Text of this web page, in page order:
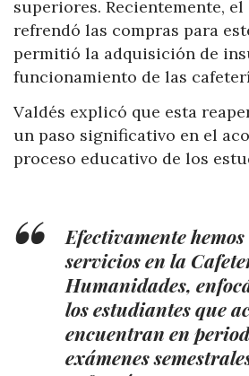
superiores. Recientemente,
refrendó las compras para
permitió la adquisición de
funcionamiento de las
Valdés explicó que esta
un paso significativo en el
proceso educativo de los
Efectivamente
servicios en la
Humanidades,
los estudiantes que
encuentran en
exámenes